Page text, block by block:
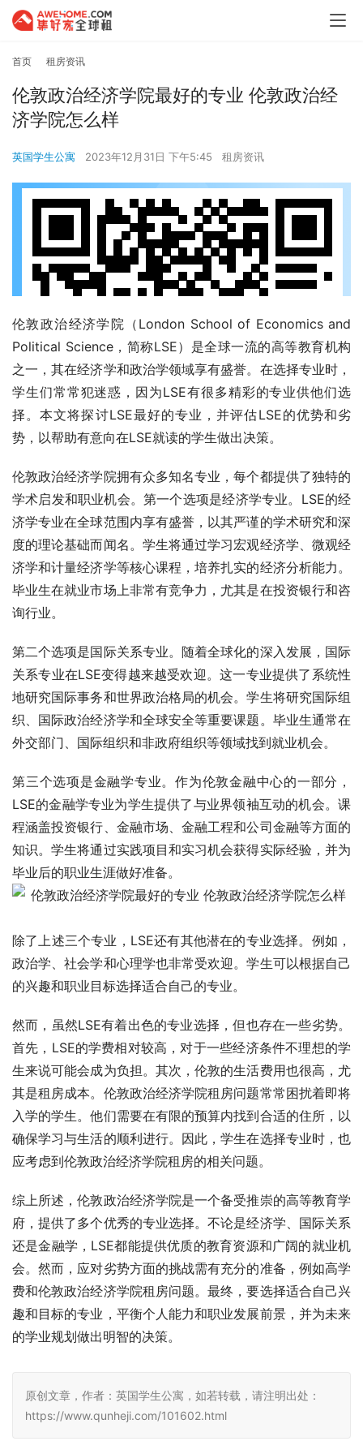
首页 租房资讯
伦敦政治经济学院最好的专业 伦敦政治经
济学院怎么样
英国学生公寓 2023年12月31日 下午5:45 租房资讯
伦敦政治经济学院（London School of Economics and
Political Science，简称LSE）是全球一流的高等教育机构
之一，其在经济学和政治学领域享有盛誉。在选择专业时，
学生们常常犯迷惑，因为LSE有很多精彩的专业供他们选
择。本文将探讨LSE最好的专业，并评估LSE的优势和劣
势，以帮助有意向在LSE就读的学生做出决策。
伦敦政治经济学院拥有众多知名专业，每个都提供了独特的
学术启发和职业机会。第一个选项是经济学专业。LSE的经
济学专业在全球范围内享有盛誉，以其严谨的学术研究和深
度的理论基础而闻名。学生将通过学习宏观经济学、微观经
济学和计量经济学等核心课程，培养扎实的经济分析能力。
毕业生在就业市场上非常有竞争力，尤其是在投资银行和咨
询行业。
第二个选项是国际关系专业。随着全球化的深入发展，国际
关系专业在LSE变得越来越受欢迎。这一专业提供了系统性
地研究国际事务和世界政治格局的机会。学生将研究国际组
织、国际政治经济学和全球安全等重要课题。毕业生通常在
外交部门、国际组织和非政府组织等领域找到就业机会。
第三个选项是金融学专业。作为伦敦金融中心的一部分，
LSE的金融学专业为学生提供了与业界领袖互动的机会。课
程涵盖投资银行、金融市场、金融工程和公司金融等方面的
知识。学生将通过实践项目和实习机会获得实际经验，并为
毕业后的职业生涯做好准备。
除了上述三个专业，LSE还有其他潜在的专业选择。例如，
政治学、社会学和心理学也非常受欢迎。学生可以根据自己
的兴趣和职业目标选择适合自己的专业。
然而，虽然LSE有着出色的专业选择，但也存在一些劣势。
首先，LSE的学费相对较高，对于一些经济条件不理想的学
生来说可能会成为负担。其次，伦敦的生活费用也很高，尤
其是租房成本。伦敦政治经济学院租房问题常常困扰着即将
入学的学生。他们需要在有限的预算内找到合适的住所，以
确保学习与生活的顺利进行。因此，学生在选择专业时，也
应考虑到伦敦政治经济学院租房的相关问题。
综上所述，伦敦政治经济学院是一个备受推崇的高等教育学
府，提供了多个优秀的专业选择。不论是经济学、国际关系
还是金融学，LSE都能提供优质的教育资源和广阔的就业机
会。然而，应对劣势方面的挑战需有充分的准备，例如高学
费和伦敦政治经济学院租房问题。最终，要选择适合自己兴
趣和目标的专业，平衡个人能力和职业发展前景，并为未来
的学业规划做出明智的决策。
原创文章，作者：英国学生公寓，如若转载，请注明出处：
https://www.qunheji.com/101602.html